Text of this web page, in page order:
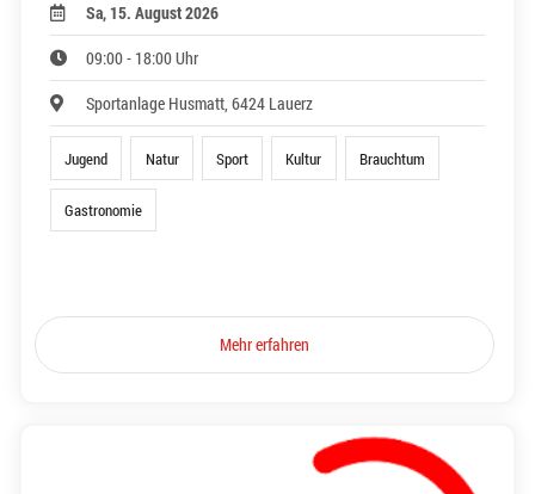
Sa, 15. August 2026
09:00 - 18:00 Uhr
Sportanlage Husmatt, 6424 Lauerz
Jugend Natur Sport Kultur Brauchtum
Gastronomie
Mehr erfahren